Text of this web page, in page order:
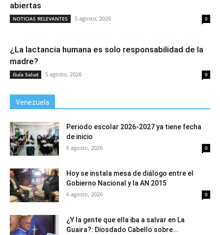
abiertas
NOTICIAS RELEVANTES 5 agosto, 2026 0
¿La lactancia humana es solo responsabilidad de la
madre?
Guía Salud 5 agosto, 2026 0
Venezuela
Periodo escolar 2026-2027 ya tiene fecha
de inicio
6 agosto, 2026 0
Hoy se instala mesa de diálogo entre el
Gobierno Nacional y la AN 2015
6 agosto, 2026 0
¿Y la gente que ella iba a salvar en La
Guaira?: Diosdado Cabello sobre...